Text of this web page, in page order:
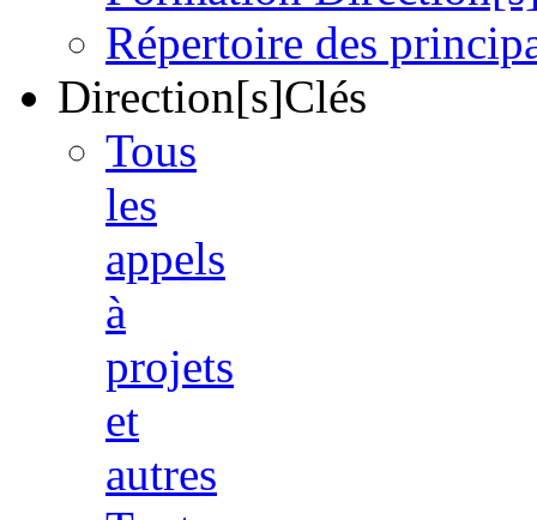
Répertoire des
Direction[s]Clés
Tous
les
appels
à
projets
et
autres